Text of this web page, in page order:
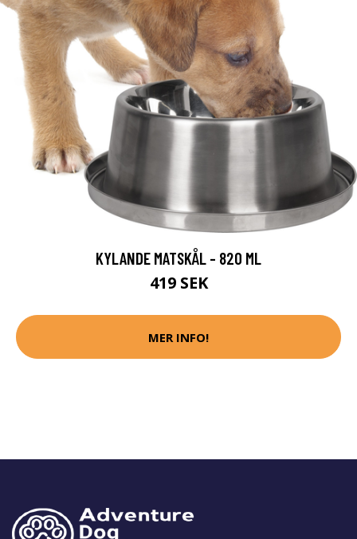
KYLANDE MATSKÅL - 820 ML
419 SEK
MER INFO!